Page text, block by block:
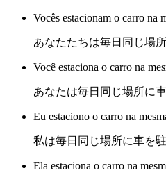
Vocês estacionam o carro na
あなたたちは毎日同じ場
Você estaciona o carro na
あなたは毎日同じ場所に
Eu estaciono o carro na
私は毎日同じ場所に車を駐
Ela estaciona o carro na